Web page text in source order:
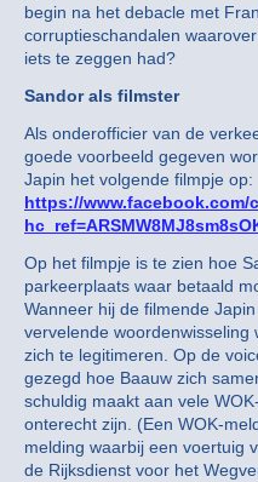
begin na het debacle met
corruptieschandalen
iets te zeggen had?
Sandor als filmster
Als onderofficier van de
goede voorbeeld gegeven
Japin het volgende filmpje op:
https://www.facebook.com/
Op het filmpje is te zien hoe
parkeerplaats waar betaald
Wanneer hij de filmende
vervelende woordenwisseling
zich te legitimeren. Op de
gezegd hoe Baauw zich
schuldig maakt aan vele
onterecht zijn. (Een WOK-
melding waarbij een voertuig
de Rijksdienst voor het